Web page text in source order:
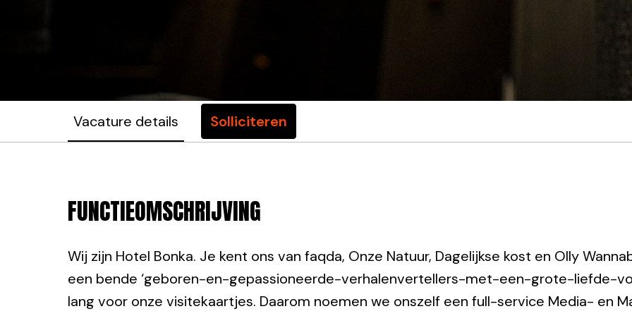
Vacature details Solliciteren
FUNCTIEOMSCHRIJVING
Wij zijn Hotel Bonka. Je kent ons van faqda, Onze Natuur, Dagelijkse kost en Olly
een bende ‘geboren-en-gepassioneerde-verhalenvertellers-met-een-grote-liefde-
lang voor onze visitekaartjes. Daarom noemen we onszelf een full-service Media- en